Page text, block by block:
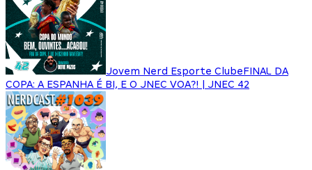
Jovem Nerd Esporte ClubeFINAL DA
COPA: A ESPANHA É BI, E O JNEC VOA?! | JNEC 42